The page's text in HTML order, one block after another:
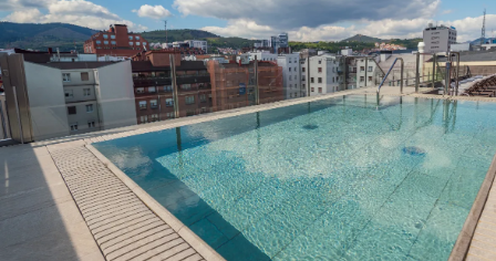
LOGIN
ou utilize uma destas opções
Entre com o Google
Iniciar sessão apenas com e-mail
Você ainda não se cadastrou ?